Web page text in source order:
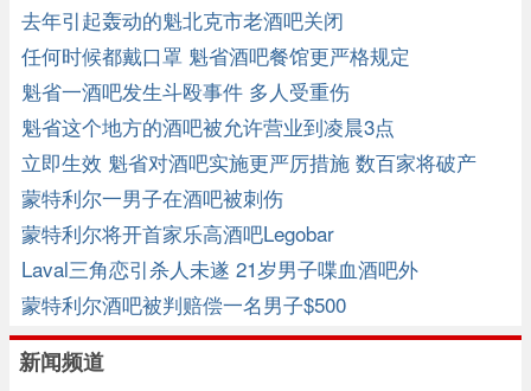
去年引起轰动的魁北克市老酒吧关闭
任何时候都戴口罩 魁省酒吧餐馆更严格规定
魁省一酒吧发生斗殴事件 多人受重伤
魁省这个地方的酒吧被允许营业到凌晨3点
立即生效 魁省对酒吧实施更严厉措施 数百家将破产
蒙特利尔一男子在酒吧被刺伤
蒙特利尔将开首家乐高酒吧Legobar
Laval三角恋引杀人未遂 21岁男子喋血酒吧外
蒙特利尔酒吧被判赔偿一名男子$500
新闻频道